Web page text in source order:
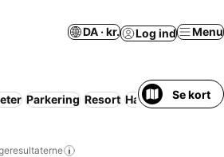
DA · kr. Log ind Menu
Parkering Resort Halvpension Wi-
Se kort